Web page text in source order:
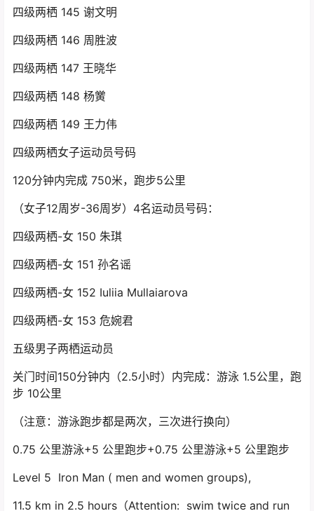
四级两栖 145 谢文明
四级两栖 146 周胜波
四级两栖 147 王晓华
四级两栖 148 杨黉
四级两栖 149 王力伟
四级两栖女子运动员号码
120分钟内完成 750米，跑步5公里
（女子12周岁-36周岁）4名运动员号码：
四级两栖-女 150 朱琪
四级两栖-女 151 孙名谣
四级两栖-女 152 Iuliia Mullaiarova
四级两栖-女 153 危婉君
五级男子两栖运动员
关门时间150分钟内（2.5小时）内完成：游泳 1.5公里，跑
步 10公里
（注意：游泳跑步都是两次，三次进行换向）
0.75 公里游泳+5 公里跑步+0.75 公里游泳+5 公里跑步
Level 5 Iron Man ( men and women groups),
11.5 km in 2.5 hours（Attention: swim twice and run